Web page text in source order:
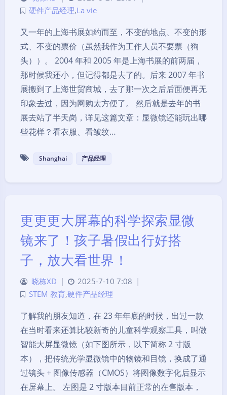
硬件产品经理,La vie
又一年的上海书展如约而至，不变的地点、不变的形
式、不变的票价（虽然我作为工作人员不要票（狗
头））。 2004 年和 2005 年是上海书展的前两届，
那时候我还小，但记得都是去了的。后来 2007 年书
展搬到了上海世贸商城，去了那一次之后后面便再无
印象去过，因为网购太方便了。 然后就是去年的书
展去站了半天岗，详见这篇文章：显微镜还能玩出哪
些花样？看衣服、看皱纹…
Shanghai 产品经理
更更更大屏幕的科学探索显微
镜来了！孩子暑假出行好搭
子，放大看世界！
晓栋XD | 2025-7-10 7:08 |
STEM 教育,硬件产品经理
了解我的朋友知道，在 23 年年底的时候，出过一款
在当时看来还算比较新奇的儿童科学观察工具，叫做
智能大屏显微镜（如下图所示，以下简称 2 寸版
本），把传统光学显微镜中的物镜和目镜，换成了通
过镜头 + 图像传感器（CMOS）将图像数字化后显示
在屏幕上。 左图是 2 寸版本目前正常的在售版本，